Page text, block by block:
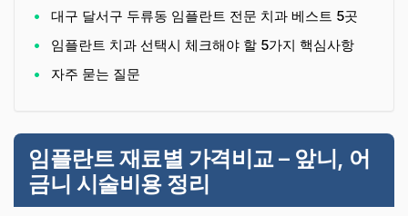
대구 달서구 두류동 임플란트 전문 치과 베스트 5곳
임플란트 치과 선택시 체크해야 할 5가지 핵심사항
자주 묻는 질문
임플란트 재료별 가격비교 – 앞니, 어
금니 시술비용 정리